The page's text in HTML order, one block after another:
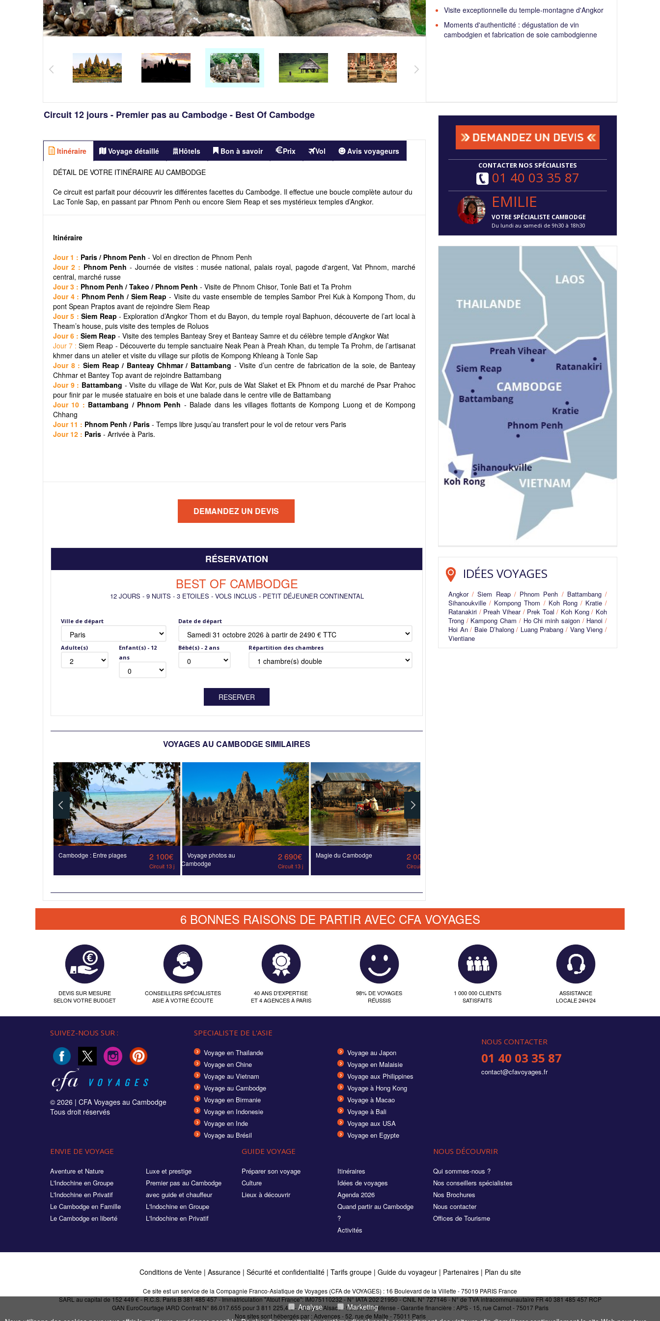
Visite exceptionnelle du temple-montagne d'Angkor
Moments d'authenticité : dégustation de vin
cambodgien et fabrication de soie cambodgienne
Circuit 12 jours - Premier pas au Cambodge - Best Of Cambodge
Itinéraire Voyage détaillé Hôtels Bon à savoir Prix Vol Avis voyageurs
DÉTAIL DE VOTRE ITINÉRAIRE AU CAMBODGE
Ce circuit est parfait pour découvrir les différentes facettes du Cambodge. Il effectue une boucle complète autour du
Lac Tonle Sap, en passant par Phnom Penh ou encore Siem Reap et ses mystérieux temples d’Angkor.
Itinéraire
Jour 1 : Paris / Phnom Penh - Vol en direction de Phnom Penh
Jour 2 : Phnom Penh- Journée de visites : musée national, palais royal, pagode d'argent, Vat Phnom, marché
central, marché russe
Jour 3 : Phnom Penh / Takeo / Phnom Penh - Visite de Phnom Chisor, Tonle Bati et Ta Prohm
Jour 4 : Phnom Penh / Siem Reap - Visite du vaste ensemble de temples Sambor Prei Kuk à Kompong Thom, du
pont Spean Praptos avant de rejoindre Siem Reap
Jour 5 :Siem Reap- Exploration d’Angkor Thom et du Bayon, du temple royal Baphuon, découverte de l’art local à
Theam’s house, puis visite des temples de Roluos
Jour 6 : Siem Reap - Visite des temples Banteay Srey et Banteay Samre et du célèbre temple d’Angkor Wat
Jour 7 :Siem Reap - Découverte du temple sanctuaire Neak Pean à Preah Khan, du temple Ta Prohm, de l’artisanat
khmer dans un atelier et visite du village sur pilotis de Kompong Khleang à Tonle Sap
Jour 8 : Siem Reap / Banteay Chhmar / Battambang - Visite d’un centre de fabrication de la soie, de Banteay
Chhmar et Bantey Top avant de rejoindre Battambang
Jour 9 : Battambang - Visite du village de Wat Kor, puis de Wat Slaket et Ek Phnom et du marché de Psar Prahoc
pour finir par le musée statuaire en bois et une balade dans le centre ville de Battambang
Jour 10 : Battambang / Phnom Penh - Balade dans les villages flottants de Kompong Luong et de Kompong
Chhang
Jour 11 : Phnom Penh / Paris - Temps libre jusqu’au transfert pour le vol de retour vers Paris
Jour 12 : Paris - Arrivée à Paris.
RÉSERVATION
BEST OF CAMBODGE
12 JOURS -9 NUITS -3 ETOILES -VOLS INCLUS -PETIT DÉJEUNER CONTINENTAL
Ville de départ Date de départ
Adulte(s)
Enfant(s) - 12
ans
Bébé(s) - 2 ans Répartition des chambres
VOYAGES AU CAMBODGE SIMILAIRES
Cambodge : Entre plages 2 100€
Circuit 13 j
Voyage photos au
Cambodge
2 690€
Circuit 13 j
Magie du Cambodge 2 000€
Circuit 11 j
CONTACTER NOS SPÉCIALISTES
01 40 03 35 87
EMILIE
VOTRE SPÉCIALISTE CAMBODGE
Du lundi au samedi de 9h30 à 18h30
IDÉES VOYAGES
Angkor / Siem Reap / Phnom Penh / Battambang /
Sihanoukville / Kompong Thom / Koh Rong / Kratie /
Ratanakiri / Preah Vihear / Prek Toal / Koh Kong / Koh
Trong / Kampong Cham / Ho Chi minh saigon / Hanoi /
Hoi An / Baie D’halong / Luang Prabang / Vang Vieng /
Vientiane
6 BONNES RAISONS DE PARTIR AVEC CFA VOYAGES
DEVIS SUR MESURE
SELON VOTRE BUDGET
CONSEILLERS SPÉCIALISTES
ASIE À VOTRE ÉCOUTE
40 ANS D'EXPERTISE
ET 4 AGENCES À PARIS
98% DE VOYAGES
RÉUSSIS
1 000 000 CLIENTS
SATISFAITS
ASSISTANCE
LOCALE 24H/24
SUIVEZ-NOUS SUR :
© 2026 | CFA Voyages au Cambodge
Tous droit réservés
SPECIALISTE DE L'ASIE
Voyage en Thailande
Voyage en Chine
Voyage au Vietnam
Voyage au Cambodge
Voyage en Birmanie
Voyage en Indonesie
Voyage en Inde
Voyage au Brésil
Voyage au Japon
Voyage en Malaisie
Voyage aux Philippines
Voyage à Hong Kong
Voyage à Macao
Voyage à Bali
Voyage aux USA
Voyage en Egypte
NOUS CONTACTER
01 40 03 35 87
contact@cfavoyages.fr
ENVIE DE VOYAGE
Aventure et Nature
L'Indochine en Groupe
L'Indochine en Privatif
Le Cambodge en Famille
Le Cambodge en liberté
Luxe et prestige
Premier pas au Cambodge
avec guide et chauffeur
L'Indochine en Groupe
L'Indochine en Privatif
GUIDE VOYAGE
Préparer son voyage
Culture
Lieux à découvrir
Itinéraires
Idées de voyages
Agenda 2026
Quand partir au Cambodge
?
Activités
NOUS DÉCOUVRIR
Qui sommes-nous ?
Nos conseillers spécialistes
Nos Brochures
Nous contacter
Offices de Tourisme
Conditions de Vente| Assurance | Sécurité et confidentialité| Tarifs groupe| Guide du voyageur| Partenaires | Plan du site
Ce site est un service de la Compagnie Franco-Asiatique de Voyages (CFA de VOYAGES) : 16 Boulevard de la Villette - 75019 PARIS France
SARL au capital de 152 449 € - R.C.S. Paris B 381 485 457 - Immatriculation "Atout France": IM075110232 - N° IATA 202 21950 - CNIL N° 727146 - N° de TVA intracommunautaire FR 40 381 485 457 RCP
GAN EuroCourtage IARD Contrat N° 86.017.655 pour 3 811 225,4 € - 4-6, av. d'Alsace - 92033 La Défense - Garantie financière : APS - 15, rue Carnot - 75017 Paris
Nos sites sont hébergés par :Advences - 52, rue de Malte - 75011 Paris
Analyse
Marketing